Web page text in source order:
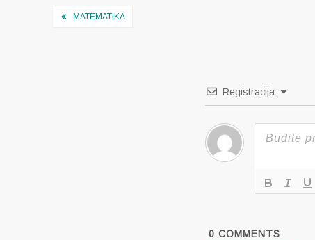
Navigacija
MATEMATIKA
Registracija
0 COMMENTS